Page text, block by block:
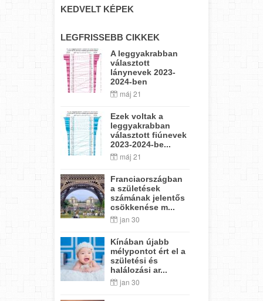
KEDVELT KÉPEK
LEGFRISSEBB CIKKEK
A leggyakrabban
választott
lánynevek 2023-
2024-ben
máj 21
Ezek voltak a
leggyakrabban
választott fiúnevek
2023-2024-be...
máj 21
Franciaországban
a születések
számának jelentős
csökkenése m...
jan 30
Kínában újabb
mélypontot ért el a
születési és
halálozási ar...
jan 30